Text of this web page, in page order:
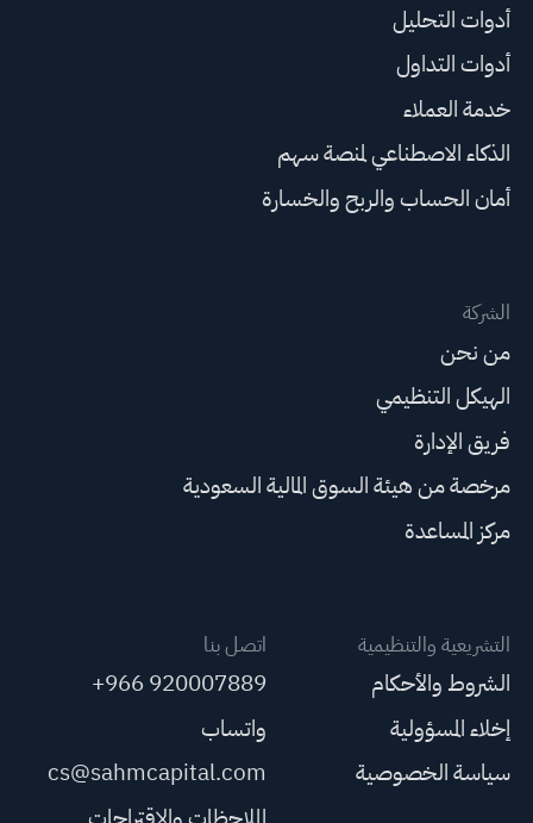
أدوات التحليل
أدوات التداول
خدمة العملاء
الذكاء الاصطناعي لمنصة سهم
أمان الحساب والربح والخسارة
الشركة
من نحن
الهيكل التنظيمي
فريق الإدارة
مرخصة من هيئة السوق المالية السعودية
مركز المساعدة
التشريعية والتنظيمية
الشروط والأحكام
إخلاء المسؤولية
سياسة الخصوصية
اتصل بنا
+966 920007889
واتساب
cs@sahmcapital.com